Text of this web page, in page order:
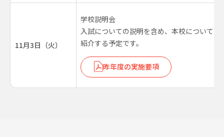
11月3日（火）
学校説明会
入試についての説明を含め、本校について
紹介する予定です。
昨年度の実施要項